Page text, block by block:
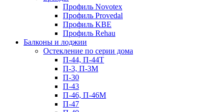
Профиль Novotex
Профиль Provedal
Профиль KBE
Профиль Rehau
Балконы и лоджии
Остекление по серии дома
П-44, П-44Т
П-3, П-3М
П-30
П-43
П-46, П-46М
П-47